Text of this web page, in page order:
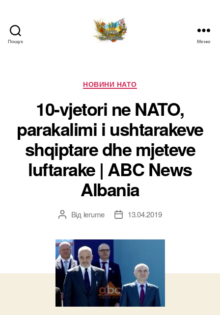
Пошук
Новини
про
НАТО
в
Україні
Меню
Категорії
НОВИНИ НАТО
10-vjetori ne NATO,
parakalimi i ushtarakeve
shqiptare dhe mjeteve
luftarake | ABC News
Albania
Автор
Від lerume
Дата13.04.2019